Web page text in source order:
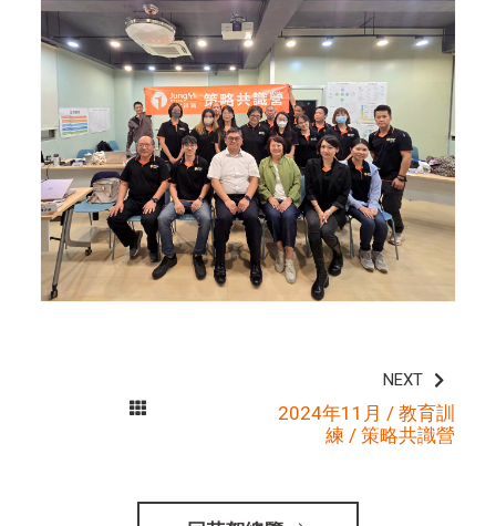
NEXT
2024年11月 / 教育訓
練 / 策略共識營